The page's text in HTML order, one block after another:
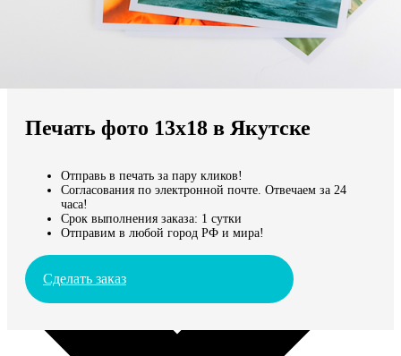
Мы доставляем по всему миру
Продолжить без города
Печать фото 13х18 в Якутске
Отправь в печать за пару кликов!
Согласования по электронной почте. Отвечаем за 24
часа!
Срок выполнения заказа: 1 сутки
Отправим в любой город РФ и мира!
Сделать заказ